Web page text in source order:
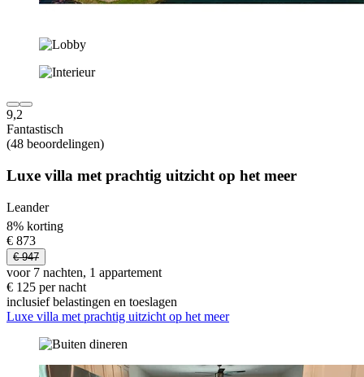
9,2
Fantastisch
(48 beoordelingen)
Luxe villa met prachtig uitzicht op het meer
Leander
8% korting
€ 873
€ 947
voor 7 nachten, 1 appartement
€ 125 per nacht
inclusief belastingen en toeslagen
Luxe villa met prachtig uitzicht op het meer